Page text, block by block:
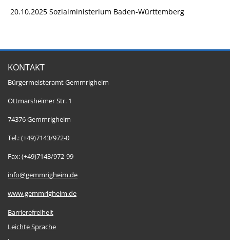
20.10.2025 Sozialministerium Baden-Württemberg
KONTAKT
Bürgermeisteramt Gemmrigheim
Ottmarsheimer Str. 1
74376 Gemmrigheim
Tel.: (+49)7143/972-0
Fax: (+49)7143/972-99
info@gemmrigheim.de
www.gemmrigheim.de
Barrierefreiheit
Leichte Sprache